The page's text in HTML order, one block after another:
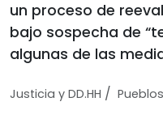
un proceso de
bajo sospecha de
algunas de las
Justicia y DD.HH / Pueblos